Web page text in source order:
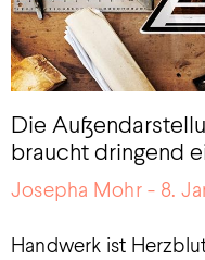
Die
braucht dringend
Josepha Mohr 8.
Handwerk ist